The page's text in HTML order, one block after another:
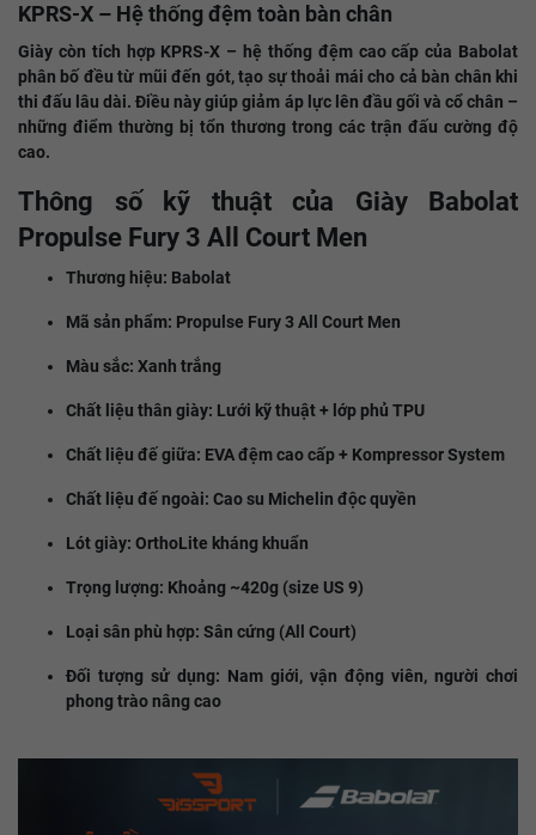
KPRS-X – Hệ thống đệm toàn bàn chân
Giày còn tích hợp KPRS-X – hệ thống đệm cao cấp của Babolat
phân bố đều từ mũi đến gót, tạo sự thoải mái cho cả bàn chân khi
thi đấu lâu dài. Điều này giúp giảm áp lực lên đầu gối và cổ chân –
những điểm thường bị tổn thương trong các trận đấu cường độ
cao.
Thông số kỹ thuật của Giày Babolat
Propulse Fury 3 All Court Men
Thương hiệu: Babolat
Mã sản phẩm: Propulse Fury 3 All Court Men
Màu sắc: Xanh trắng
Chất liệu thân giày: Lưới kỹ thuật + lớp phủ TPU
Chất liệu đế giữa: EVA đệm cao cấp + Kompressor System
Chất liệu đế ngoài: Cao su Michelin độc quyền
Lót giày: OrthoLite kháng khuẩn
Trọng lượng: Khoảng ~420g (size US 9)
Loại sân phù hợp: Sân cứng (All Court)
Đối tượng sử dụng: Nam giới, vận động viên, người chơi
phong trào nâng cao